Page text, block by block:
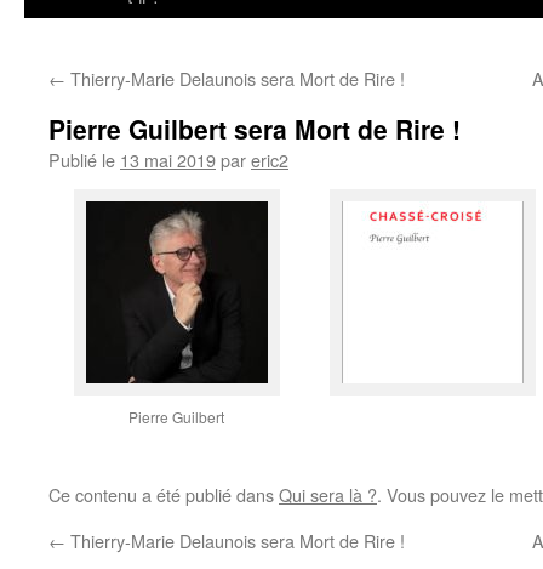
← Thierry-Marie Delaunois sera Mort de Rire !
Pierre Guilbert sera Mort de Rire !
Publié le 13 mai 2019pareric2
Pierre Guilbert
Ce contenu a été publié dansQui sera là ?. Vous pouvez le
← Thierry-Marie Delaunois sera Mort de Rire !